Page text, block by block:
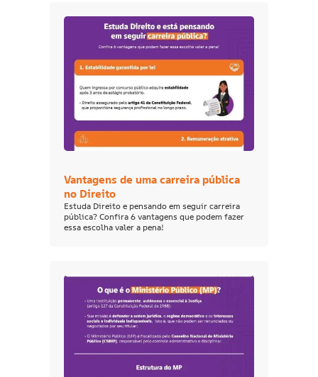
Vantagens de uma carreira pública
no Direito
Estuda Direito e pensando em seguir carreira
pública? Confira 6 vantagens que podem fazer
essa escolha valer a pena!